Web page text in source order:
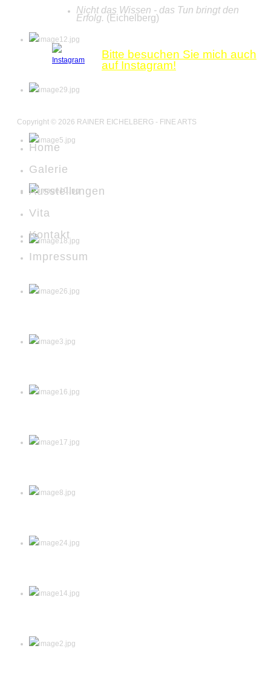
Nicht das Wissen - das Tun bringt den
Erfolg. (Eichelberg)
Bitte besuchen Sie mich auch
auf Instagram!
Copyright © 2026 RAINER EICHELBERG - FINE ARTS
Home
Galerie
Ausstellungen
Vita
Kontakt
Impressum